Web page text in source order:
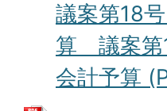
議案第18
算 議案第
会計予算